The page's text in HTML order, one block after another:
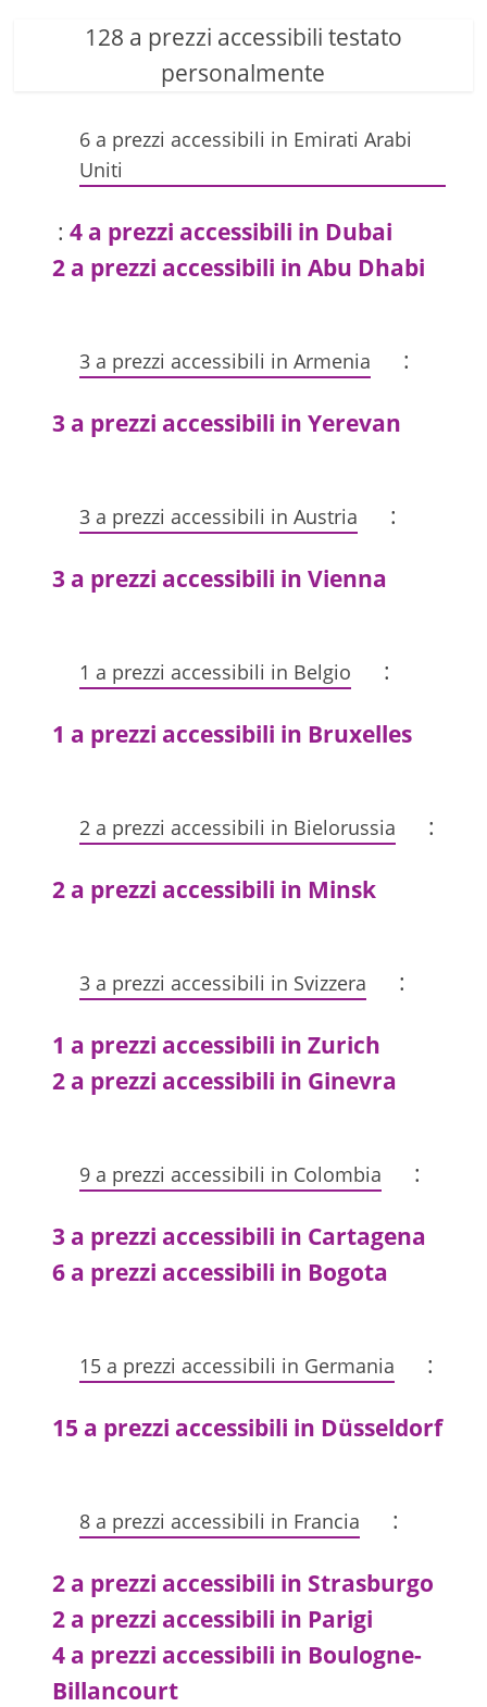
128 a prezzi accessibili testato
personalmente
6 a prezzi accessibili in Emirati Arabi
Uniti
:4 a prezzi accessibili in Dubai
2 a prezzi accessibili in Abu Dhabi
3 a prezzi accessibili in Armenia :
3 a prezzi accessibili in Yerevan
3 a prezzi accessibili in Austria :
3 a prezzi accessibili in Vienna
1 a prezzi accessibili in Belgio :
1 a prezzi accessibili in Bruxelles
2 a prezzi accessibili in Bielorussia :
2 a prezzi accessibili in Minsk
3 a prezzi accessibili in Svizzera :
1 a prezzi accessibili in Zurich
2 a prezzi accessibili in Ginevra
9 a prezzi accessibili in Colombia :
3 a prezzi accessibili in Cartagena
6 a prezzi accessibili in Bogota
15 a prezzi accessibili in Germania :
15 a prezzi accessibili in Düsseldorf
8 a prezzi accessibili in Francia :
2 a prezzi accessibili in Strasburgo
2 a prezzi accessibili in Parigi
4 a prezzi accessibili in Boulogne-
Billancourt